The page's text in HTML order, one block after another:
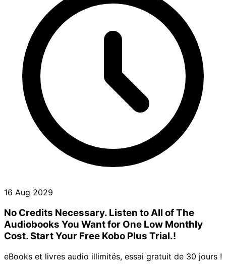
16 Aug 2029
No Credits Necessary. Listen to All of The
Audiobooks You Want for One Low Monthly
Cost. Start Your Free Kobo Plus Trial.!
eBooks et livres audio illimités, essai gratuit de 30 jours !